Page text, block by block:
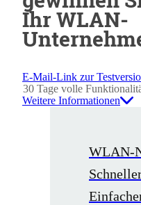
Ihr WLAN-
E-Mail-Link zur
30 Tage volle
Weitere Informationen
WLAN-